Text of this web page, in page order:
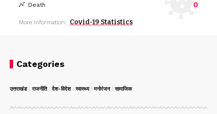
Death 0
More Information: Covid-19 Statistics
Categories
उत्तराखंड राजनीति देश-विदेश स्वास्थ्य मनोरंजन सामाजिक